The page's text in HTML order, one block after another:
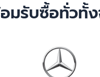
มรับซื้อทั่วทั้